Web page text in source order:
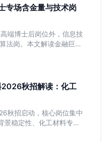
专场含金量与技术岗
端博士后岗位外，信息技
法岗。本文解读金融巨头
递价值，助你快速判断
秋招解读：化工
秋招启动，核心岗位集中
景稳定性、化工材料专业
科生判断是否值得投